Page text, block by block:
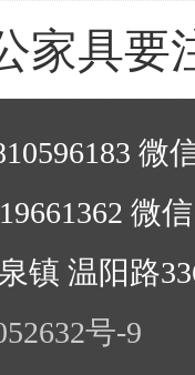
家具要
微
微
镇 温阳路
号-9